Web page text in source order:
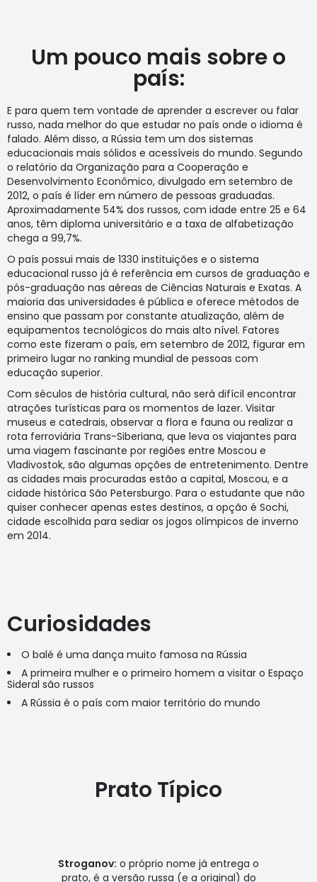
Um pouco mais sobre o
país:
E para quem tem vontade de aprender a escrever ou falar
russo, nada melhor do que estudar no país onde o idioma é
falado. Além disso, a Rússia tem um dos sistemas
educacionais mais sólidos e acessíveis do mundo. Segundo
o relatório da Organização para a Cooperação e
Desenvolvimento Econômico, divulgado em setembro de
2012, o país é líder em número de pessoas graduadas.
Aproximadamente 54% dos russos, com idade entre 25 e 64
anos, têm diploma universitário e a taxa de alfabetização
chega a 99,7%.
O país possui mais de 1330 instituições e o sistema
educacional russo já é referência em cursos de graduação e
pós-graduação nas aéreas de Ciências Naturais e Exatas. A
maioria das universidades é pública e oferece métodos de
ensino que passam por constante atualização, além de
equipamentos tecnológicos do mais alto nível. Fatores
como este fizeram o país, em setembro de 2012, figurar em
primeiro lugar no ranking mundial de pessoas com
educação superior.
Com séculos de história cultural, não será difícil encontrar
atrações turísticas para os momentos de lazer. Visitar
museus e catedrais, observar a flora e fauna ou realizar a
rota ferroviária Trans-Siberiana, que leva os viajantes para
uma viagem fascinante por regiões entre Moscou e
Vladivostok, são algumas opções de entretenimento. Dentre
as cidades mais procuradas estão a capital, Moscou, e a
cidade histórica São Petersburgo. Para o estudante que não
quiser conhecer apenas estes destinos, a opção é Sochi,
cidade escolhida para sediar os jogos olímpicos de inverno
em 2014.
Curiosidades
O balé é uma dança muito famosa na Rússia
A primeira mulher e o primeiro homem a visitar o Espaço
Sideral são russos
A Rússia é o país com maior território do mundo
Prato Típico
Stroganov: o próprio nome já entrega o
prato, é a versão russa (e a original) do